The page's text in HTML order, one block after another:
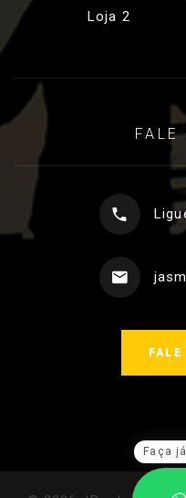
Faça
Loja 2
FALE
FALE